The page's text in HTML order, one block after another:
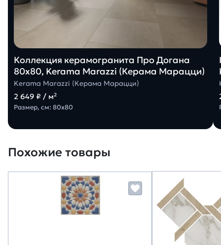
Коллекция керамогранита Про Догана
80х80, Kerama Marazzi (Керама Марацци)
Kerama Marazzi (Керама Марацци)
2 649 ₽ / м²
Размер, см: 80х80
Похожие товары